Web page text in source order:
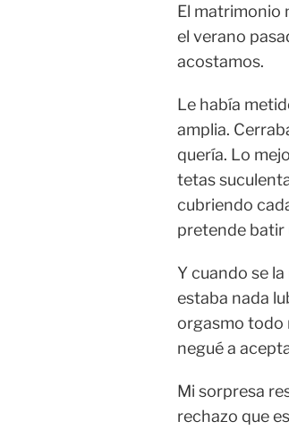
El matrimonio
el verano
acostamos.
Le había
amplia.
quería. Lo
tetas
cubriendo
pretende batir
Y cuando se
estaba nada
orgasmo todo
negué a
Mi sorpresa
rechazo que